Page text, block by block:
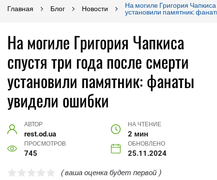
Главная Блог Новости
На могиле Григория
установили памятник:
На могиле Григория Чапкиса
спустя три года после смерти
установили памятник: фанаты
увидели ошибки
АВТОР
rest.od.ua
НА ЧТЕНИЕ
2 мин
ПРОСМОТРОВ
745
ОБНОВЛЕНО
25.11.2024
( ваша оценка будет первой )